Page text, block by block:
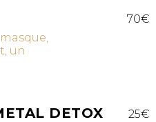
70€
un
DETOX 25€